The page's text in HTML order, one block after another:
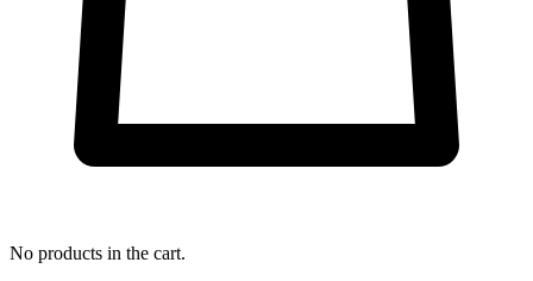
No products in the cart.